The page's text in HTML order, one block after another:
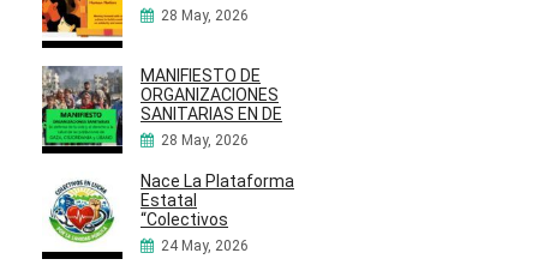
28 May, 2026
MANIFIESTO DE
ORGANIZACIONES
SANITARIAS EN DE
28 May, 2026
Nace La Plataforma
Estatal
“Colectivos
24 May, 2026